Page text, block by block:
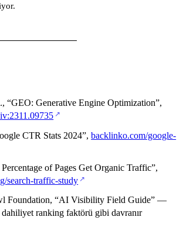
“GEO: Generative Engine Optimization”,
(yeni sekmede açılır)
CTR Stats 2024”,backlinko.com/google-
açılır)
of Pages Get Organic Traffic”,
search-traffic-study(yeni sekmede açılır)
Foundation, “AI Visibility Field Guide” —
ranking faktörü gibi davranır